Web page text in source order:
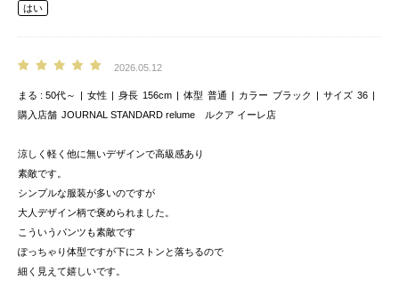
はい
2026.05.12
まる 50代～ 女性 身長 156cm 体型 普通 カラー ブラック サイズ 36
購入店舗 JOURNAL STANDARD relume ルクア イーレ店
涼しく軽く他に無いデザインで高級感あり
素敵です。
シンプルな服装が多いのですが
大人デザイン柄で褒められました。
こういうパンツも素敵です
ぽっちゃり体型ですが下にストンと落ちるので
細く見えて嬉しいです。